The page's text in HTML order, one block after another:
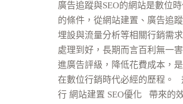
廣告追蹤與SEO的網站是數位
的條件，從網站建置、廣告追
埋設與流量分析等相關行銷需
處理到好，長期而言百利無一
進廣告評級，降低花費成本，
在數位行銷時代必經的歷程。
行 網站建置 SEO優化 帶來的